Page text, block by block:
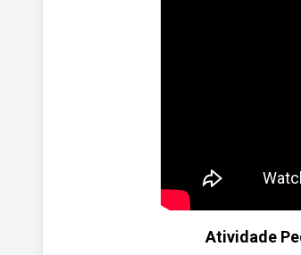
Atividade